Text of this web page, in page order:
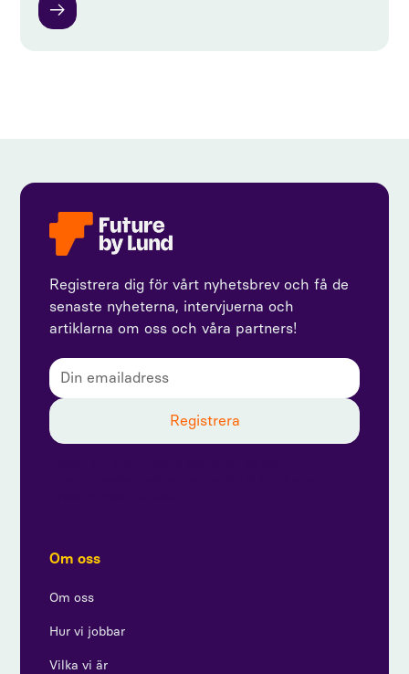
Registrera dig för vårt nyhetsbrev och få de
senaste nyheterna, intervjuerna och
artiklarna om oss och våra partners!
Om oss
Om oss
Hur vi jobbar
Vilka vi är